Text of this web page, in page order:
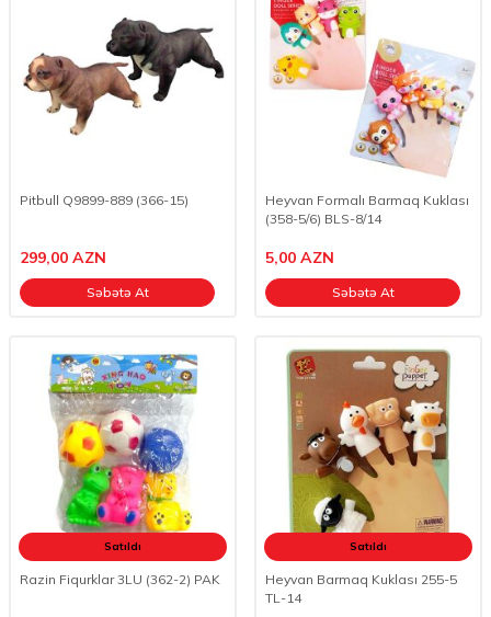
Pitbull Q9899-889 (366-15)
299,00 AZN
Səbətə At
Heyvan Formalı Barmaq Kuklası
(358-5/6) BLS-8/14
5,00 AZN
Səbətə At
Satıldı
Razin Fiqurklar 3LU (362-2) PAK
Satıldı
Heyvan Barmaq Kuklası 255-5
TL-14